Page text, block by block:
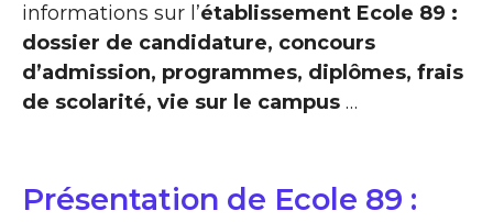
informations sur l’établissement Ecole 89 :
dossier de candidature, concours
d’admission, programmes, diplômes, frais
de scolarité, vie sur le campus …
Présentation de Ecole 89 :